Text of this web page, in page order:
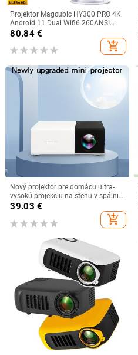
Projektor Magcubic HY300 PRO 4K
Android 11 Dual Wifi6 260ANSI
Allwinner H713 BT5.0 1080P
1280*720P Domáce kino Vonkajší
projektor
80.84€
add_shopping_cart
Nový projektor pre domácu ultra-
vysokú projekciu na stenu v spálni,
projektor pre domáce kino, projektor
pre kancelárie a konferencie s HDMI
39.03 €
add_shopping_cart